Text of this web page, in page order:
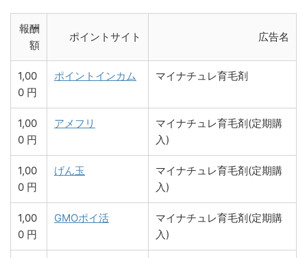
報酬
額
ポイントサイト 広告名
1,00
0 円
ポイントインカム マイナチュレ育毛剤
1,00
0 円
アメフリ
マイナチュレ育毛剤(定期購
入)
1,00
0 円
げん玉
マイナチュレ育毛剤(定期購
入)
1,00
0 円
GMOポイ活
マイナチュレ育毛剤(定期購
入)